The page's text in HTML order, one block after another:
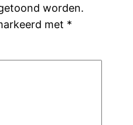
worden.
met *